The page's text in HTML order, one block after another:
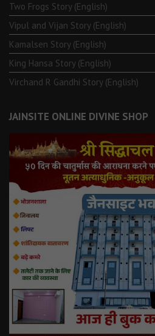
Two Frogs Story (English)
Vipul and Vijan Story (English)
Kamalsen Story (English)
King Hansa Story (English)
Virchand R Gandhi Story (English)
JAINSITE ONLINE DIVINE SHOP